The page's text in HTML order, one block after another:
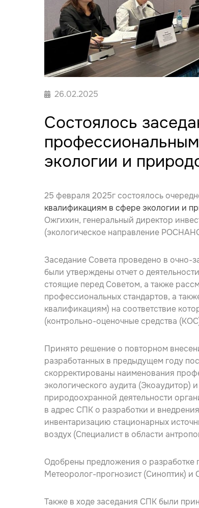
26.02.2025
Состоялось
экологии и
25 февраля 2025г состоялось
квалификациям в сфере экологии и
Ожгихин, генеральный директор
(экологическое направление
Заседание Совета проведено в очно-
были утверждены отчет о
стоящие перед Советом, а также
профессиональных стандартов, а
квалификациям) на соответствие
(контрольно-оценочные средства
Принято решение о повторном
разработанных в предыдущем году
скорректированы наименования
экологического аудита (Экоаудитор)
природоохранной деятельности
в адрес СПК о разработки и
инвентаризацию стационарных
воздух (Специалист в области
Одобрены предложения о разработке
Метеоролог-прогнозист (Синоптик) и
Также в ходе заседания СПК были